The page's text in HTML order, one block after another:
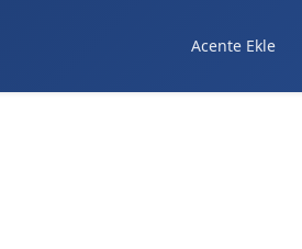
Acente Ekle